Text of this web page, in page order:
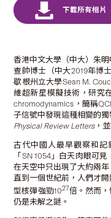
香港中文大學（中大）朱
查帥博士（中大2019年博
歇根州立大學Sean M.
維超新星模擬技術，研究
chromodynamics，簡稱
子信號中發現這種相變的
Physical Review Letters，
古代中國人最早觀察和記
「SN 1054」白天肉眼可
在天空中只出現了大約兩
直到一個世紀前，人們才
型核彈強勁1027倍。然而
仍是未解之謎。